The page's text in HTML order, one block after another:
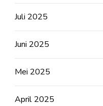
Juli 2025
Juni 2025
Mei 2025
April 2025